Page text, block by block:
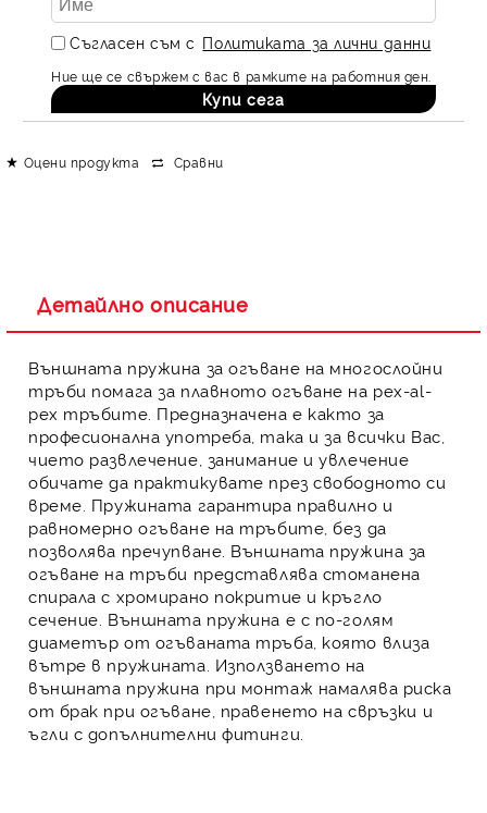
Съгласен съм с Политиката за лични данни
Ние ще се свържем с вас в рамките на работния ден.
Оцени продукта Сравни
Детайлно описание
Външната пружина за огъване на многослойни
тръби помага за плавното огъване на pex-al-
pex тръбите . Предназначена е както за
професионална употреба, така и за всички Вас,
чието развлечение, занимание и увлечение
обичате да практикувате през свободното си
време. Пружината гарантира правилно и
равномерно огъване на тръбите , без да
позволява пречупване. Външната пружина за
огъване на тръби представлява стоманена
спирала с хромирано покритие и кръгло
сечение. Външната пружина е с по-голям
диаметър от огъваната тръба , която влиза
вътре в пружината. Използването на
външната пружина при монтаж намалява риска
от брак при огъване, правенето на свръзки и
ъгли с допълнителни фитинги.